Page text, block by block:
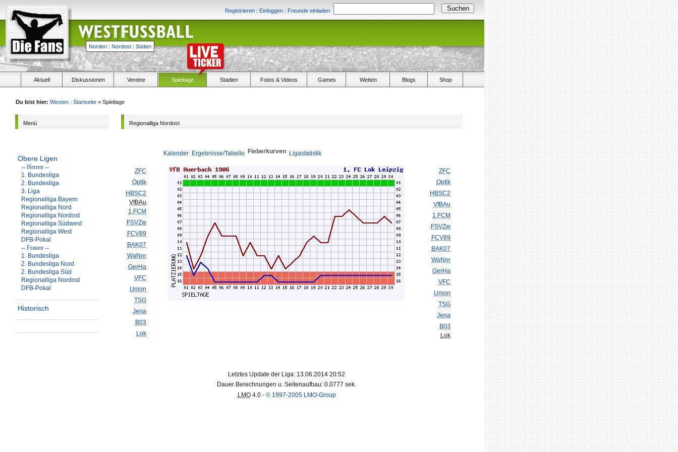
Registrieren | Einloggen | Freunde einladen
Norden | Nordost | Süden
Aktuell Diskussionen Vereine Spieltage Stadien Fotos & Videos Games Wetten Blogs Shop
Du bist hier: Westen | Startseite » Spieltage
Menü
Obere Ligen
-- Herren --
1. Bundesliga
2. Bundesliga
3. Liga
Regionalliga Bayern
Regionalliga Nord
Regionalliga Nordost
Regionalliga Südwest
Regionalliga West
DFB-Pokal
-- Frauen --
1. Bundesliga
2. Bundesliga Nord
2. Bundesliga Süd
Regionalliga Nordost
DFB-Pokal
Historisch
Regionalliga Nordost
Kalender Ergebnisse/Tabelle Fieberkurven Ligastatistik
ZFC
Optik
HBSC2
VfBAu
1.FCM
FSVZw
FCV89
BAK07
WaNor
GerHa
VFC
Union
TSG
Jena
B03
Lok
ZFC
Optik
HBSC2
VfBAu
1.FCM
FSVZw
FCV89
BAK07
WaNor
GerHa
VFC
Union
TSG
Jena
B03
Lok
Letztes Update der Liga: 13.06.2014 20:52
Dauer Berechnungen u. Seitenaufbau: 0.0777 sek.
LMO4.0 - © 1997-2005 LMO-Group